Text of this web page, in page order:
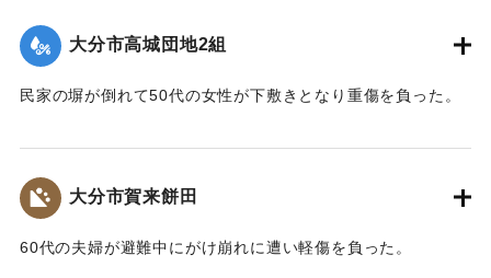
｜固有コード:
大分市高城団地2組
民家の塀が倒れて50代の女性が下敷きとなり重傷を負った。
｜固有コード:00857027
大分市賀来餅田
60代の夫婦が避難中にがけ崩れに遭い軽傷を負った。